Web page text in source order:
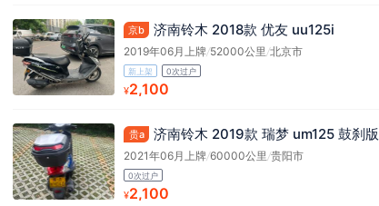
京b 济南铃木 2018款 优友 uu125i
2019年06月上牌/52000公里 /北京市
新上架 0次过户
¥2,100
贵a 济南铃木 2019款 瑞梦 um125 鼓刹版
2021年06月上牌/60000公里 /贵阳市
0次过户
¥2,100